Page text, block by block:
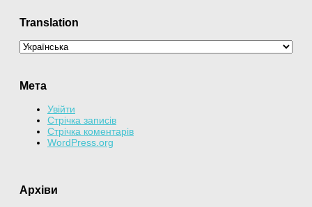
Translation
Мета
Увійти
Стрічка записів
Стрічка коментарів
WordPress.org
Архіви